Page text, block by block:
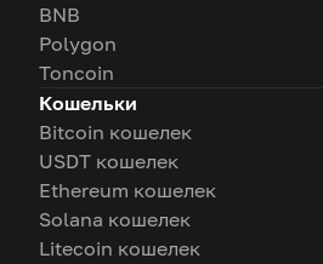
BNB
Polygon
Toncoin
Кошельки
Bitcoin кошелек
USDT кошелек
Ethereum кошелек
Solana кошелек
Litecoin кошелек